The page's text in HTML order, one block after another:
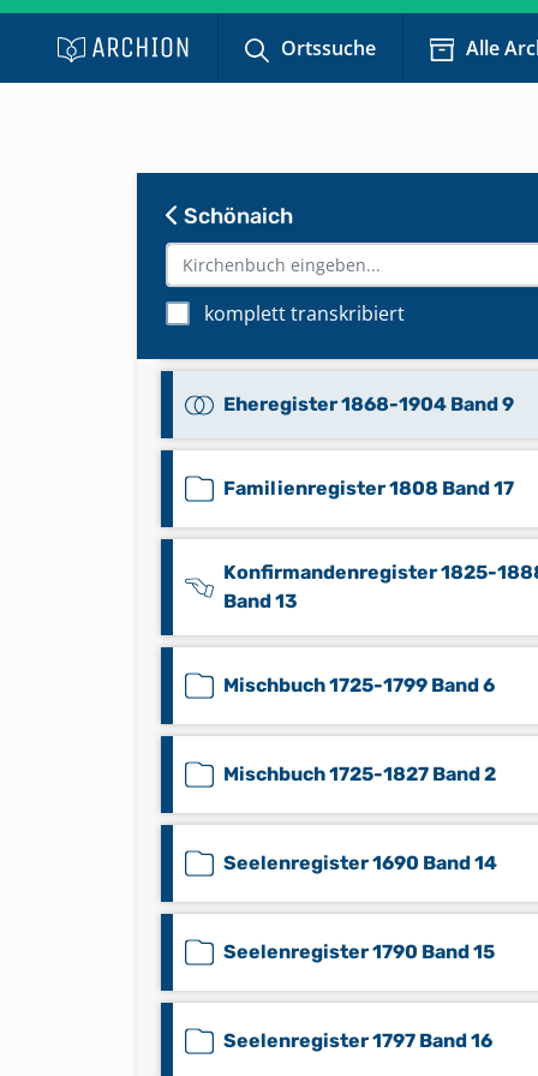
Ortssuche Alle
Schönaich
komplett transkribiert
Eheregister 1800-1844 Band 7
Eheregister 1844-1867 Band 8
Eheregister 1868-1904 Band 9
Familienregister 1808 Band 17
Konfirmandenregister 1825-
Band 13
Mischbuch 1725-1799 Band 6
Mischbuch 1725-1827 Band 2
Seelenregister 1690 Band 14
Seelenregister 1790 Band 15
Seelenregister 1797 Band 16